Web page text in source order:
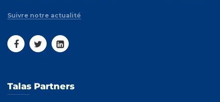
Suivre notre actualité
Talas Partners